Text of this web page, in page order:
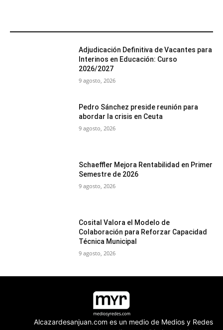
Adjudicación Definitiva de Vacantes para
Interinos en Educación: Curso
2026/2027
9 agosto, 2026
Pedro Sánchez preside reunión para
abordar la crisis en Ceuta
9 agosto, 2026
Schaeffler Mejora Rentabilidad en Primer
Semestre de 2026
9 agosto, 2026
Cosital Valora el Modelo de
Colaboración para Reforzar Capacidad
Técnica Municipal
9 agosto, 2026
Alcazardesanjuan.com es un medio de Medios y Redes